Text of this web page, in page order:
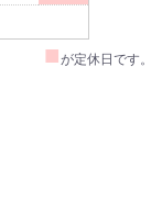
■が定休日です。